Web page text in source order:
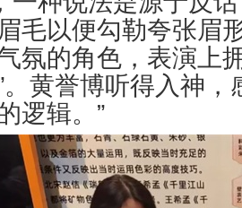
毛以便勾勒夸张眉
氛的角色，表演上
。黄誉博听得入神，
逻辑。 ”